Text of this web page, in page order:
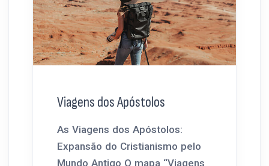
Viagens dos Apóstolos
As Viagens dos Apóstolos:
Expansão do Cristianismo pelo
Mundo Antigo O mapa “Viagens